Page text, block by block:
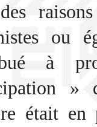
ou
à
était en